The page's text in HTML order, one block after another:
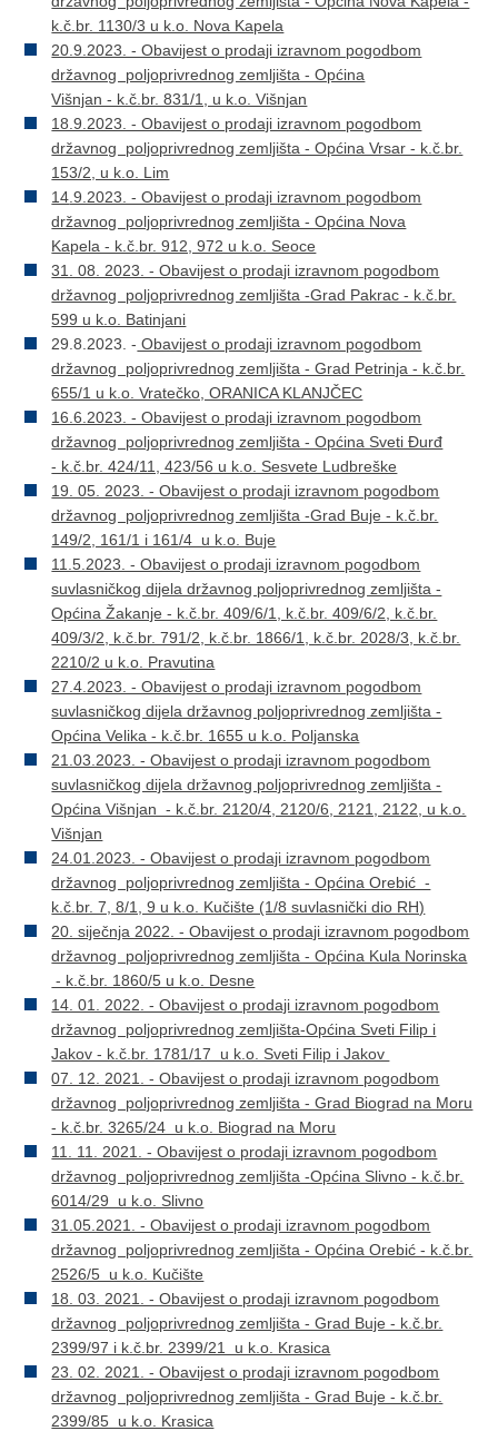
k.č.br. 1130/3 u k.o. Nova Kapela
20.9.2023. - Obavijest o prodaji izravnom pogodbom
državnog poljoprivrednog zemljišta - Općina
Višnjan - k.č.br. 831/1, u k.o. Višnjan
18.9.2023. - Obavijest o prodaji izravnom pogodbom
državnog poljoprivrednog zemljišta - Općina Vrsar - k.č.br.
153/2, u k.o. Lim
14 .9.2023. - Obavijest o prodaji izravnom pogodbom
državnog poljoprivrednog zemljišta - Općina Nova
Kapela - k.č.br. 912, 972 u k.o. Seoce
31. 08. 2023. - Obavijest o prodaji izravnom pogodbom
državnog poljoprivrednog zemljišta -Grad Pakrac - k.č.br.
599 u k.o. Batinjani
29.8.2023. - Obavijest o prodaji izravnom pogodbom
državnog poljoprivrednog zemljišta - Grad Petrinja - k.č.br.
655/1 u k.o. Vratečko, ORANICA KLANJČEC
16.6.2023. - Obavijest o prodaji izravnom pogodbom
državnog poljoprivrednog zemljišta - Općina Sveti Đurđ
- k.č.br. 424/11, 423/56 u k.o. Sesvete Ludbreške
19. 05. 2023. - Obavijest o prodaji izravnom pogodbom
državnog poljoprivrednog zemljišta -Grad Buje - k.č.br.
149/2, 161/1 i 161/4 u k.o. Buje
11.5.2023. - Obavijest o prodaji izravnom pogodbom
suvlasničkog dijela državnog poljoprivrednog zemljišta -
Općina Žakanje - k.č.br. 409/6/1, k.č.br. 409/6/2, k.č.br.
409/3/2, k.č.br. 791/2, k.č.br. 1866/1, k.č.br. 2028/3, k.č.br.
2210/2 u k.o. Pravutina
27.4.2023. - Obavijest o prodaji izravnom pogodbom
suvlasničkog dijela državnog poljoprivrednog zemljišta -
Općina Velika - k.č.br. 1655 u k.o. Poljanska
21.03.2023. - Obavijest o prodaji izravnom pogodbom
suvlasničkog dijela državnog poljoprivrednog zemljišta -
Općina Višnjan - k.č.br. 2120/4, 2120/6, 2121, 2122, u k.o.
Višnjan
24.01.2023. - Obavijest o prodaji izravnom pogodbom
državnog poljoprivrednog zemljišta - Općina Orebić -
k.č.br. 7, 8/1, 9 u k.o. Kučište (1/8 suvlasnički dio RH)
20. siječnja 2022. - Obavijest o prodaji izravnom pogodbom
državnog poljoprivrednog zemljišta - Općina Kula Norinska
- k.č.br. 1860/5 u k.o. Desne
14. 01. 2022. - Obavijest o prodaji izravnom pogodbom
državnog poljoprivrednog zemljišta-Općina Sveti Filip i
Jakov - k.č.br. 1781/17 u k.o. Sveti Filip i Jakov
07. 12. 2021. - Obavijest o prodaji izravnom pogodbom
državnog poljoprivrednog zemljišta - Grad Biograd na Moru
- k.č.br. 3265/24 u k.o. Biograd na Moru
11. 11. 2021. - Obavijest o prodaji izravnom pogodbom
državnog poljoprivrednog zemljišta -Općina Slivno - k.č.br.
6014/29 u k.o. Slivno
31.05.2021. - Obavijest o prodaji izravnom pogodbom
državnog poljoprivrednog zemljišta - Općina Orebić - k.č.br.
2526/5 u k.o. Kučište
18. 03. 2021. - Obavijest o prodaji izravnom pogodbom
državnog poljoprivrednog zemljišta - Grad Buje - k.č.br.
2399/97 i k.č.br. 2399/21 u k.o. Krasica
23. 02. 2021. - Obavijest o prodaji izravnom pogodbom
državnog poljoprivrednog zemljišta - Grad Buje - k.č.br.
2399/85 u k.o. Krasica